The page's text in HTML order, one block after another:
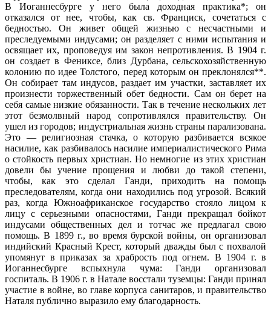
В Иоганнесбурге у него была доходная практика*; он
отказался от нее, чтобы, как св. Франциск, сочетаться с
бедностью. Он живет общей жизнью с несчастными и
преследуемыми индусами; он разделяет с ними испытания и
освящает их, проповедуя им закон непротивления. В 1904 г.
он создает в Фениксе, близ Дурбана, сельскохозяйственную
колонию по идее Толстого, перед которым он преклонялся**.
Он собирает там индусов, раздает им участки, заставляет их
произнести тор­жественный обет бедности. Сам он берет на
себя самые низкие обязанности. Так в течение нескольких лет
этот безмолвный народ сопротивлялся правительству. Он
ушел из городов; инду­стриальная жизнь страны парализована.
Это — религиозная стачка, о которую разбивается всякое
насилие, как разбивалось насилие империалистического Рима
о стойкость первых христиан. Но немногие из этих христиан
довели бы учение прощения и любви до такой степени,
чтобы, как это сделал Ганди, при­ходить на помощь
преследователям, когда они находились под угрозой. Всякий
раз, когда Южноафриканское государство стояло лицом к
лицу с серьезными опасностями, Ганди прекра­щал бойкот
индусами общественных дел и тотчас же предлагал свою
помощь. В 1899 г., во время бурской войны, он организовал
индийский Красный Крест, который дважды был с похва­лой
упомянут в приказах за храбрость под огнем. В 1904 г. в
Иоганнесбурге вспыхнула чума: Ганди организовал
госпиталь. В 1906 г. в Натале восстали туземцы: Ганди принял
участие в войне, во главе корпуса санитаров, и правительство
Наталя публично выразило ему благодарность.